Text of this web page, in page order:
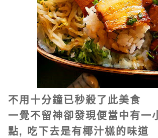
不用十分鐘已秒殺了此美食
一覺不留神卻發現便當中有一
點, 吃下去是有椰汁榚的味道